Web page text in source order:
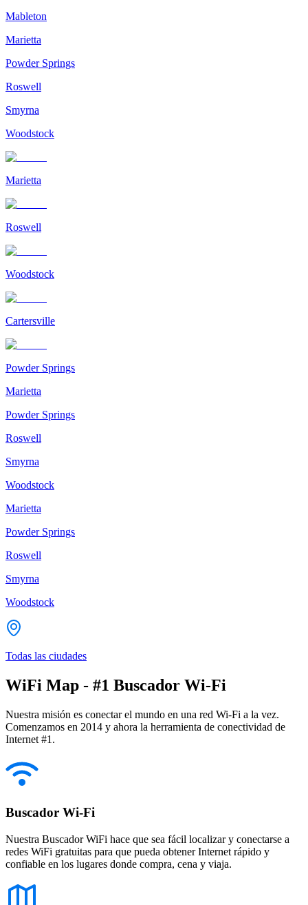
Mableton
Marietta
Powder Springs
Roswell
Smyrna
Woodstock
Marietta
Roswell
Woodstock
Cartersville
Powder Springs
Marietta
Powder Springs
Roswell
Smyrna
Woodstock
Marietta
Powder Springs
Roswell
Smyrna
Woodstock
Todas las ciudades
WiFi Map - #1 Buscador Wi-Fi
Nuestra misión es conectar el mundo en una red Wi-Fi a la vez.
Comenzamos en 2014 y ahora la herramienta de conectividad de
Internet #1.
Buscador Wi-Fi
Nuestra Buscador WiFi hace que sea fácil localizar y conectarse a
redes WiFi gratuitas para que pueda obtener Internet rápido y
confiable en los lugares donde compra, cena y viaja.